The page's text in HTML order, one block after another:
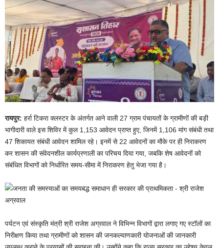
रायपुर: हर्रा टिकरा क्लस्टर के अंतर्गत आने वाली 27 ग्राम पंचायतों के ग्रामीणों की बड़ी
भागीदारी वाले इस शिविर में कुल 1,153 आवेदन प्राप्त हुए, जिनमें 1,106 मांग संबंधी तथा
47 शिकायत संबंधी आवेदन शामिल रहे। इनमें से 22 आवेदनों का मौके पर ही निराकरण
कर शासन की संवेदनशील कार्यप्रणाली का परिचय दिया गया, जबकि शेष आवेदनों को
संबंधित विभागों को निर्धारित समय-सीमा में निराकरण हेतु भेजा गया है।
पर्यटन एवं संस्कृति मंत्री श्री राजेश अग्रवाल ने विभिन्न विभागों द्वारा लगाए गए स्टॉलों का
निरीक्षण किया तथा ग्रामीणों को शासन की जनकल्याणकारी योजनाओं की जानकारी